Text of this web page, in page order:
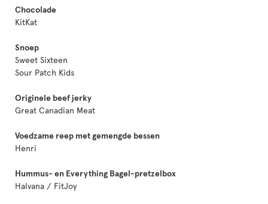
Chocolade
KitKat
Snoep
Sweet Sixteen
Sour Patch Kids
Originele beef jerky
Great Canadian Meat
Voedzame reep met gemengde bessen
Henri
Hummus- en Everything Bagel-pretzelbox
Halvana / FitJoy